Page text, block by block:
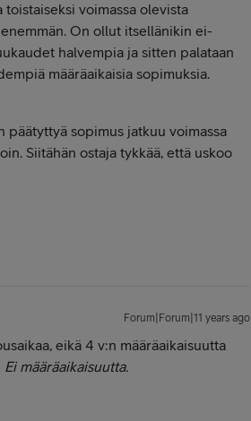
toistaiseksi voimassa olevista
On ollut itsellänikin ei-
halvempia ja sitten palataan
määräaikaisia sopimuksia.
päätyttyä sopimus jatkuu voimassa
Siitähän ostaja tykkää, että uskoo
Forum|Forum|11 years ago
eikä 4 v:n määräaikaisuutta
Ei määräaikaisuutta.